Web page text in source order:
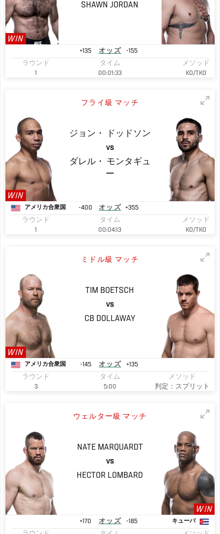
WIN
SHAWN JORDAN
+135 オッズ
-155
ラウンド
1
タイム
00:01:33
メソッド
KO/TKO
フライ級 マッチ
WIN
ジョン・ ドッドソン
VS
ダレル・
モンタギュ
ー
アメリカ合衆国 -400 オッズ
+355
ラウンド
1
タイム
00:04:13
メソッド
KO/TKO
ミドル級 マッチ
WIN
TIM BOETSCH
VS
CB DOLLAWAY
アメリカ合衆国 -145 オッズ
+135
ラウンド
3
タイム
5:00
メソッド
判定：スプリット
ウェルター級 マッチ
NATE MARQUARDT
VS
HECTOR LOMBARD
WIN
+170 オッズ -185 キューバ